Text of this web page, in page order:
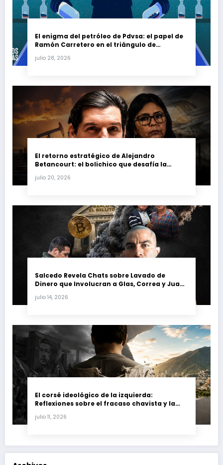
El enigma del petróleo de Pdvsa: el papel de
Ramón Carretero en el triángulo de
julio 28, 2026
El retorno estratégico de Alejandro
Betancourt: el bolichico que desafía la
petrolera venezolana
julio 20, 2026
Salcedo Revela Chats sobre Lavado de
Dinero que Involucran a Glas, Correa y Juan
julio 14, 2026
El corsé ideológico de la izquierda:
Reflexiones sobre el fracaso chavista y la
julio 11, 2026